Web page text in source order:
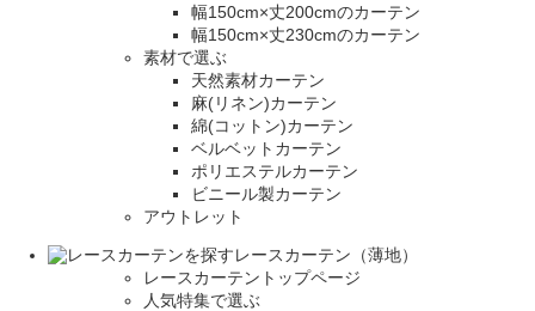
幅150cm×丈200cmのカーテン
幅150cm×丈230cmのカーテン
素材で選ぶ
天然素材カーテン
麻(リネン)カーテン
綿(コットン)カーテン
ベルベットカーテン
ポリエステルカーテン
ビニール製カーテン
アウトレット
レースカーテン（薄地）
レースカーテントップページ
人気特集で選ぶ